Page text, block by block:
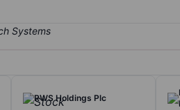
RWS Holdings Plc